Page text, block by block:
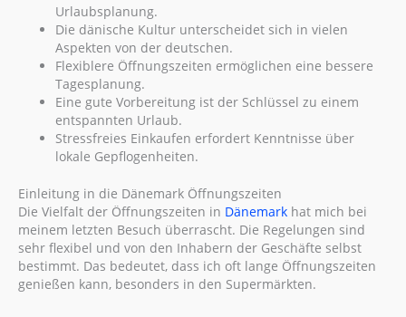
Urlaubsplanung.
Die dänische Kultur unterscheidet sich in vielen
Aspekten von der deutschen.
Flexiblere Öffnungszeiten ermöglichen eine bessere
Tagesplanung.
Eine gute Vorbereitung ist der Schlüssel zu einem
entspannten Urlaub.
Stressfreies Einkaufen erfordert Kenntnisse über
lokale Gepflogenheiten.
Einleitung in die Dänemark Öffnungszeiten
Die Vielfalt der Öffnungszeiten in Dänemark hat mich bei
meinem letzten Besuch überrascht. Die Regelungen sind
sehr flexibel und von den Inhabern der Geschäfte selbst
bestimmt. Das bedeutet, dass ich oft lange Öffnungszeiten
genießen kann, besonders in den Supermärkten.